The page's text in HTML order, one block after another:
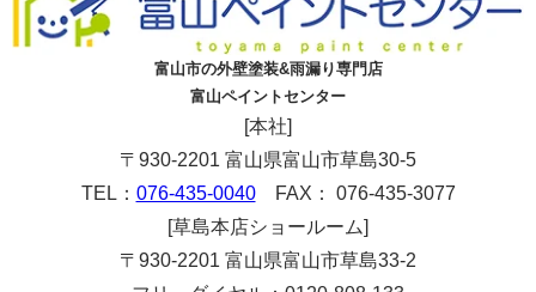
富山市の外壁塗装&雨漏り専門店
富山ペイントセンター
[本社]
〒930-2201 富山県富山市草島30-5
TEL： 076-435-0040FAX： 076-435-3077
[草島本店ショールーム]
〒930-2201 富山県富山市草島33-2